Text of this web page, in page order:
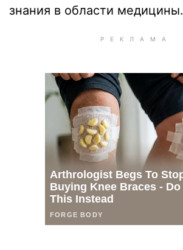
знания в области медицины.